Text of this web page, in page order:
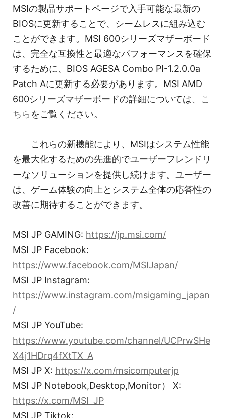
MSIの製品サポートページで入手可能な最新の
BIOSに更新することで、シームレスに組み込む
ことができます。MSI 600シリーズマザーボード
は、完全な互換性と最適なパフォーマンスを確保
するために、BIOS AGESA Combo PI-1.2.0.0a
Patch Aに更新する必要があります。MSI AMD
600シリーズマザーボードの詳細については、 こ
ちら をご覧ください。
これらの新機能により、MSIはシステム性能
を最大化するための先進的でユーザーフレンドリ
ーなソリューションを提供し続けます。ユーザー
は、ゲーム体験の向上とシステム全体の応答性の
改善に期待することができます。
MSI JP GAMING: https://jp.msi.com/
MSI JP Facebook:
https://www.facebook.com/MSIJapan/
MSI JP Instagram:
https://www.instagram.com/msigaming_japan
/
MSI JP YouTube:
https://www.youtube.com/channel/UCPrwSHe
X4j1HDrq4fXtTX_A
MSI JP X: https://x.com/msicomputerjp
MSI JP Notebook,Desktop,Monitor） X:
https://x.com/MSI_JP
MSI JP Tiktok: